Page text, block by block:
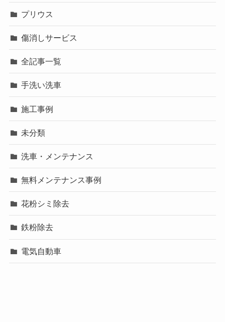
プリウス
傷消しサービス
全記事一覧
手洗い洗車
施工事例
未分類
洗車・メンテナンス
無料メンテナンス事例
花粉シミ除去
鉄粉除去
電気自動車